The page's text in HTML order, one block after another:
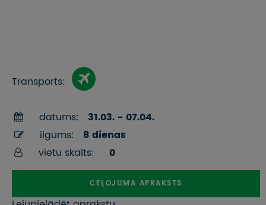
Transports:
datums:
31.03. - 07.04.
ilgums:
8 dienas
vietu skaits:
0
CEĻOJUMA APRAKSTS